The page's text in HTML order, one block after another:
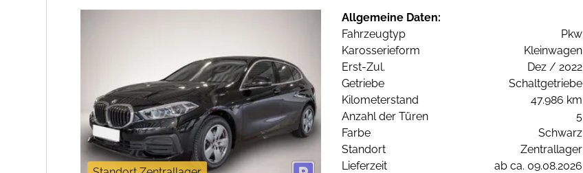
Allgemeine Daten:
Fahrzeugtyp
Pkw
Karosserieform
Kleinwagen
Erst-Zul.
Dez / 2022
Getriebe
Schaltgetriebe
Kilometerstand
47.986 km
Anzahl der Türen
5
Farbe
Schwarz
Standort
Zentrallager
Lieferzeit
ab ca. 09.08.2026